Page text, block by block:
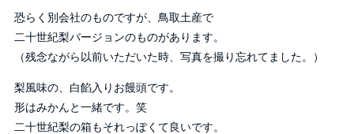
恐らく別会社のものですが、鳥取土産で
二十世紀梨バージョンのものがあります。
（残念ながら以前いただいた時、写真を撮り忘れてました。）
梨風味の、白餡入りお饅頭です。
形はみかんと一緒です。笑
二十世紀梨の箱もそれっぽくて良いです。